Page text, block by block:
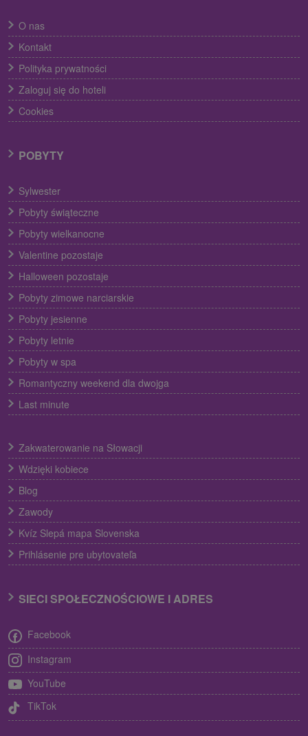
O nas
Kontakt
Polityka prywatności
Zaloguj się do hoteli
Cookies
POBYTY
Sylwester
Pobyty świąteczne
Pobyty wielkanocne
Valentine pozostaje
Halloween pozostaje
Pobyty zimowe narciarskie
Pobyty jesienne
Pobyty letnie
Pobyty w spa
Romantyczny weekend dla dwojga
Last minute
Zakwaterowanie na Słowacji
Wdzięki kobiece
Blog
Zawody
Kvíz Slepá mapa Slovenska
Prihlásenie pre ubytovateľa
SIECI SPOŁECZNOŚCIOWE I ADRES
Facebook
Instagram
YouTube
TikTok